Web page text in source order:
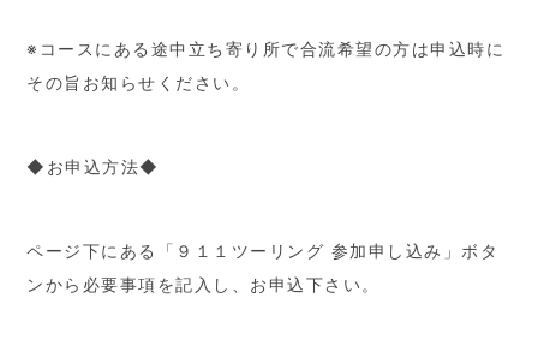
※コースにある途中立ち寄り所で合流希望の方は申込時に
その旨お知らせください。
◆お申込方法◆
ページ下にある「９１１ツーリング 参加申し込み」ボタ
ンから必要事項を記入し、お申込下さい。